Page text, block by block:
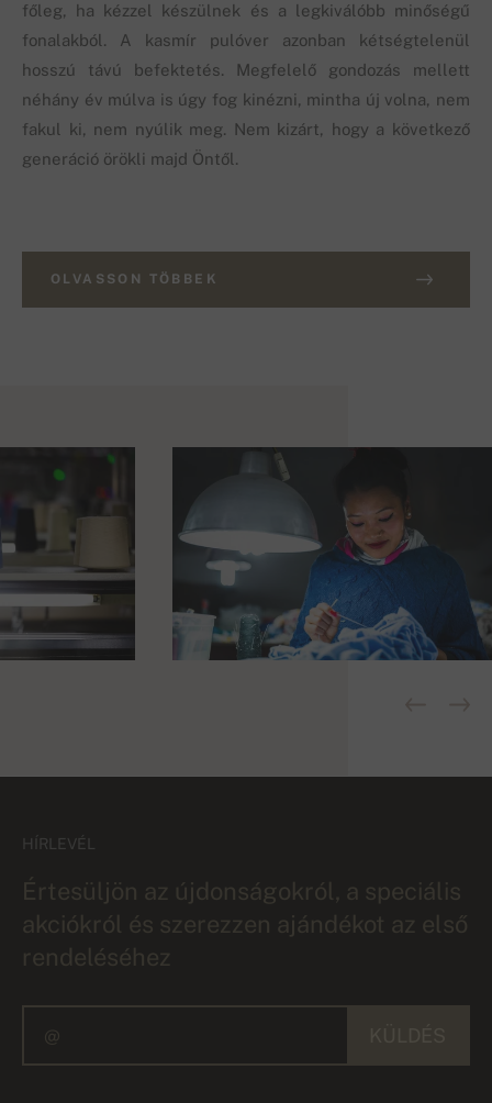
főleg, ha kézzel készülnek és a legkiválóbb minőségű
fonalakból. A kasmír pulóver azonban kétségtelenül
hosszú távú befektetés. Megfelelő gondozás mellett
néhány év múlva is úgy fog kinézni, mintha új volna, nem
fakul ki, nem nyúlik meg. Nem kizárt, hogy a következő
generáció örökli majd Öntől.
OLVASSON TÖBBEK
HÍRLEVÉL
Értesüljön az újdonságokról, a speciális
akciókról és szerezzen ajándékot az első
rendeléséhez